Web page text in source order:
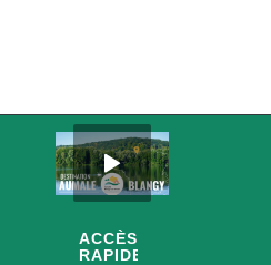
ACCÈS
RAPIDES